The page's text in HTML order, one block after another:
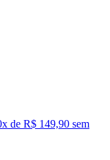
x de R$ 149,90 sem